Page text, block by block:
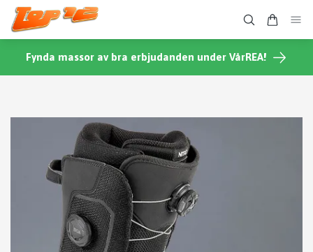
Fynda massor av bra erbjudanden under VårREA!